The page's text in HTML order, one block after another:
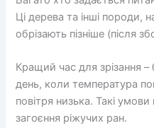
Ці дерева та інші породи,
обрізають пізніше (після
Кращий час для зрізання –
день, коли температура
повітря низька. Такі
загоєння ріжучих ран.